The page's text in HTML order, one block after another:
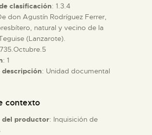
clasificación: 1.3.4
don Agustín Rodríguez Ferrer,
natural y vecino de la
(Lanzarote).
: 1
descripción: Unidad documental
contexto
del productor: Inquisición de